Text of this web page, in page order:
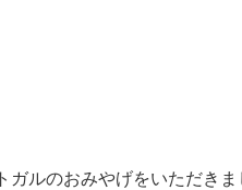
ルのおみやげをいただきま